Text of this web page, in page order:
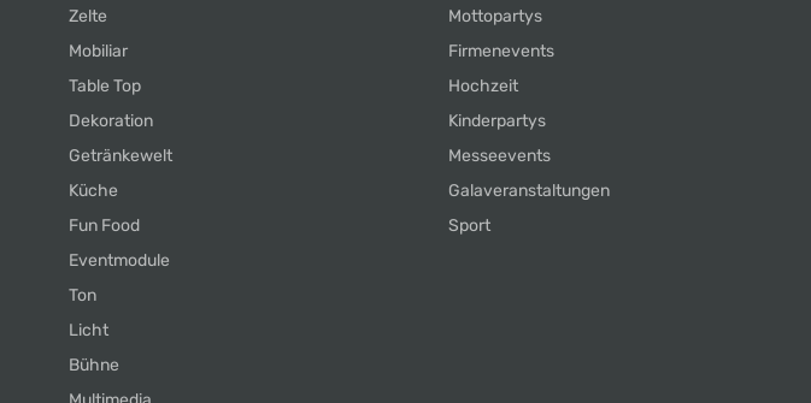
Zelte
Mobiliar
Table Top
Dekoration
Getränkewelt
Küche
Fun Food
Eventmodule
Ton
Licht
Bühne
Mottopartys
Firmenevents
Hochzeit
Kinderpartys
Messeevents
Galaveranstaltungen
Sport